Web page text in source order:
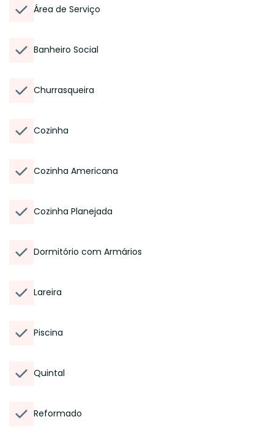
Área de Serviço
Banheiro Social
Churrasqueira
Cozinha
Cozinha Americana
Cozinha Planejada
Dormitório com Armários
Lareira
Piscina
Quintal
Reformado